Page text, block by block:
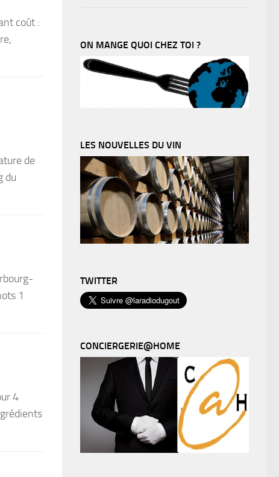
coût :
de
du
1
4
ON MANGE QUOI CHEZ TOI ?
LES NOUVELLES DU VIN
TWITTER
CONCIERGERIE@HOME